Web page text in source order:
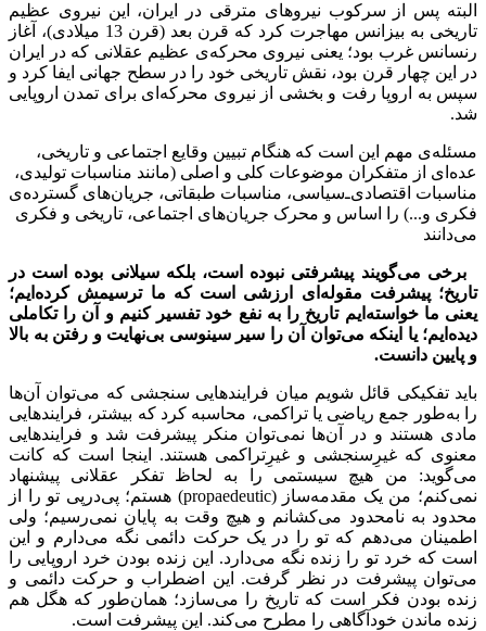
البته پس از سرکوب نیروهای مترقی در ایران، این نیروی عظیم
تاریخی به بیزانس مهاجرت کرد که قرن بعد (قرن 13 میلادی)، آغاز
رنسانس غرب بود؛ یعنی نیروی محرکه‌ی عظیم عقلانی که در ایران
در این چهار قرن بود، نقش تاریخی خود را در سطح جهانی ایفا کرد و
سپس به اروپا رفت و بخشی از نیروی محرکه‌ای برای تمدن اروپایی
شد.
مسئله‌ی مهم این است که هنگام تبیین وقایع اجتماعی و تاریخی،
عده‌ای از متفکران موضوعات کلی و اصلی (مانند مناسبات تولیدی،
مناسبات اقتصادی‌ـ‌سیاسی، مناسبات طبقاتی، جریان‌های گسترده‌ی
فکری و...) را اساس و محرک جریان‌های اجتماعی، تاریخی و فکری
می‌دانند
برخی می‌گویند پیشرفتی نبوده است، بلکه سیلانی بوده است در
تاریخ؛ پیشرفت مقوله‌ای ارزشی است که ما ترسیمش کرده‌ایم؛
یعنی ما خواسته‌ایم تاریخ را به نفع خود تفسیر کنیم و آن را تکاملی
دیده‌ایم؛ یا اینکه می‌توان آن را سیر سینوسی بی‌نهایت و رفتن به بالا
و پایین دانست.
باید تفکیکی قائل شویم میان فرایندهایی سنجشی که می‌توان آن‌ها
را به‌طور جمع ریاضی یا تراکمی، محاسبه کرد که بیشتر، فرایندهایی
مادی هستند و در آن‌ها نمی‌توان منکر پیشرفت شد و فرایندهایی
معنوی که غیرِسنجشی و غیرِتراکمی هستند. اینجا است که کانت
می‌گوید: من هیچ سیستمی را به لحاظ تفکر عقلانی پیشنهاد
نمی‌کنم؛ من یک مقدمه‌ساز (propaedeutic) هستم؛ پی‌درپی تو را از
محدود به نامحدود می‌کشانم و هیچ وقت به پایان نمی‌رسیم؛ ولی
اطمینان می‌دهم که تو را در یک حرکت دائمی نگه می‌دارم و این
است که خرد تو را زنده نگه می‌دارد. این زنده بودن خرد اروپایی را
می‌توان پیشرفت در نظر گرفت. این اضطراب و حرکت دائمی و
زنده بودن فکر است که تاریخ را می‌سازد؛ همان‌طور که هگل هم
زنده ماندن خودآگاهی را مطرح می‌کند. این پیشرفت است.